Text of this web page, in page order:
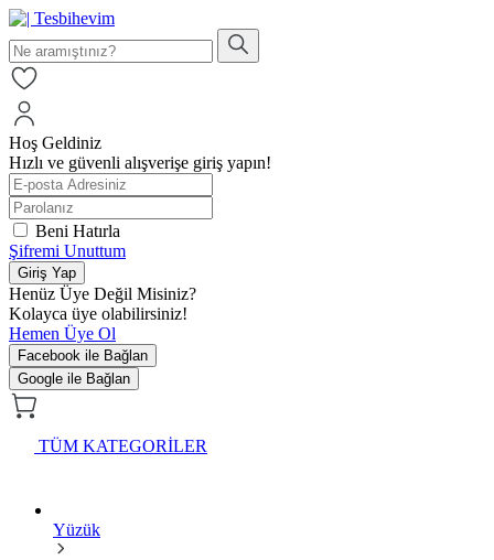
Hoş Geldiniz
Hızlı ve güvenli alışverişe giriş yapın!
Beni Hatırla
Şifremi Unuttum
Giriş Yap
Henüz Üye Değil Misiniz?
Kolayca üye olabilirsiniz!
Hemen Üye Ol
Facebook ile Bağlan
Google ile Bağlan
TÜM KATEGORİLER
Yüzük